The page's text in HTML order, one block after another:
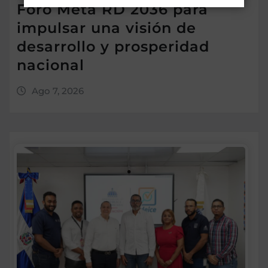
Foro Meta RD 2036 para
impulsar una visión de
desarrollo y prosperidad
nacional
Ago 7, 2026